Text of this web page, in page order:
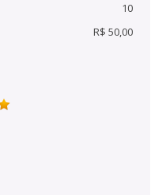
10
R$ 50,00